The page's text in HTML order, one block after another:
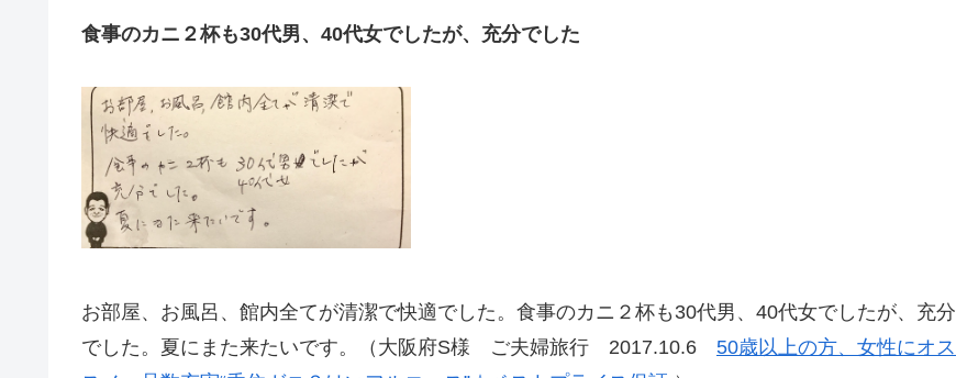
食事のカニ２杯も30代男、40代女でしたが、充分でした
お部屋、お風呂、館内全てが清潔で快適でした。食事のカニ２杯も30代男、40代女でしたが、充分
でした。夏にまた来たいです。（大阪府S様 ご夫婦旅行 2017.10.6 50歳以上の方、女性にオス